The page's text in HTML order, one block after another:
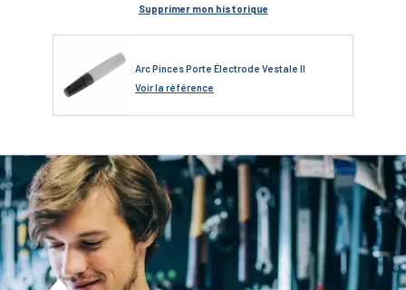
Supprimer mon historique
Arc Pinces Porte Électrode Vestale II
Voirla référence